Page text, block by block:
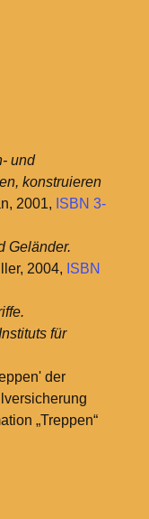
und
konstruieren
2001, ISBN 3-
Geländer.
2004, ISBN
für
der
„Treppen“